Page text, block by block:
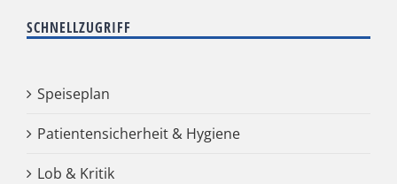
SCHNELLZUGRIFF
Speiseplan
Patientensicherheit & Hygiene
Lob & Kritik